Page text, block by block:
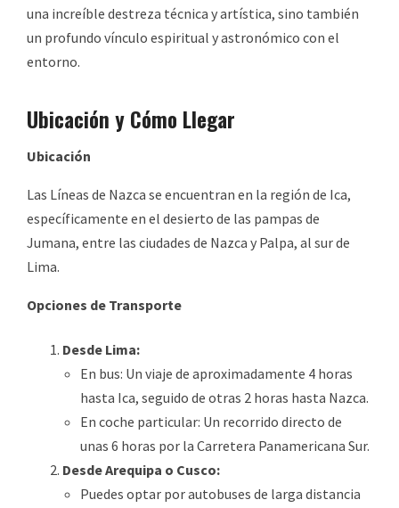
una increíble destreza técnica y artística, sino también
un profundo vínculo espiritual y astronómico con el
entorno.
Ubicación y Cómo Llegar
Ubicación
Las Líneas de Nazca se encuentran en la región de Ica,
específicamente en el desierto de las pampas de
Jumana, entre las ciudades de Nazca y Palpa, al sur de
Lima.
Opciones de Transporte
Desde Lima:
En bus: Un viaje de aproximadamente 4 horas
hasta Ica, seguido de otras 2 horas hasta Nazca.
En coche particular: Un recorrido directo de
unas 6 horas por la Carretera Panamericana Sur.
Desde Arequipa o Cusco:
Puedes optar por autobuses de larga distancia